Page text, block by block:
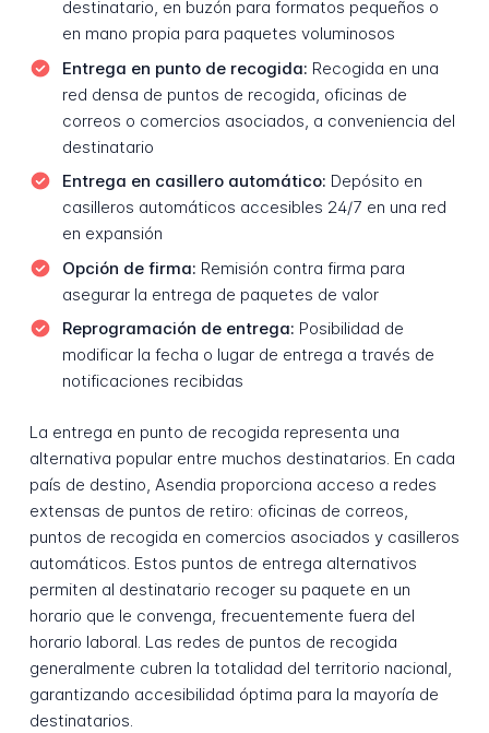
destinatario, en buzón para formatos pequeños o
en mano propia para paquetes voluminosos
Entrega en punto de recogida: Recogida en una
red densa de puntos de recogida, oficinas de
correos o comercios asociados, a conveniencia del
destinatario
Entrega en casillero automático: Depósito en
casilleros automáticos accesibles 24/7 en una red
en expansión
Opción de firma: Remisión contra firma para
asegurar la entrega de paquetes de valor
Reprogramación de entrega: Posibilidad de
modificar la fecha o lugar de entrega a través de
notificaciones recibidas
La entrega en punto de recogida representa una
alternativa popular entre muchos destinatarios. En cada
país de destino, Asendia proporciona acceso a redes
extensas de puntos de retiro: oficinas de correos,
puntos de recogida en comercios asociados y casilleros
automáticos. Estos puntos de entrega alternativos
permiten al destinatario recoger su paquete en un
horario que le convenga, frecuentemente fuera del
horario laboral. Las redes de puntos de recogida
generalmente cubren la totalidad del territorio nacional,
garantizando accesibilidad óptima para la mayoría de
destinatarios.